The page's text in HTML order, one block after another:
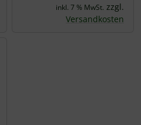
inkl. 7 % MwSt. zzgl.
Versandkosten